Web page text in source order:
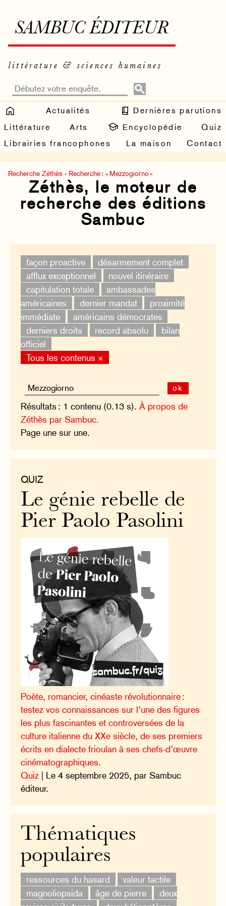
SAMBUC ÉDITEUR
littérature & sciences humaines
Actualités
Dernières parutions
Littérature
Arts Encyclopédie
Quiz
Librairies francophones
La maison Contact
Recherche Zéthès › Recherche : « Mezzogiorno »
Zéthès, le moteur de
recherche des éditions
Sambuc
façon proactive
désarmement complet
afflux exceptionnel
nouvel itinéraire
capitulation totale
ambassades
américaines
dernier mandat
proximité
immédiate
américains démocrates
derniers droits
record absolu
bilan
officiel
Tous les contenus ×
ok
Résultats : 1 contenu (0.13 s).À propos de
Zéthès par Sambuc.
Page une sur une.
QUIZ
Le génie rebelle de
Pier Paolo Pasolini
Poète, romancier, cinéaste révolutionnaire :
testez vos connaissances sur l’une des figures
les plus fascinantes et controversées de la
culture italienne du XXe siècle, de ses premiers
écrits en dialecte frioulan à ses chefs-d’œuvre
cinématographiques.
Quiz | Le 4 septembre 2025, par Sambuc
éditeur.
Thématiques
populaires
ressources du hasard
valeur tactile
magnoliopsida
âge de pierre
deux